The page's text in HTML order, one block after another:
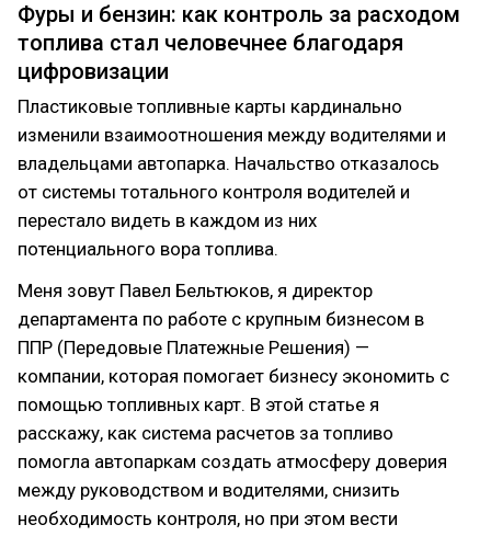
Фуры и бензин: как контроль за расходом
топлива стал человечнее благодаря
цифровизации
Пластиковые топливные карты кардинально
изменили взаимоотношения между водителями и
владельцами автопарка. Начальство отказалось
от системы тотального контроля водителей и
перестало видеть в каждом из них
потенциального вора топлива.
Меня зовут Павел Бельтюков, я директор
департамента по работе с крупным бизнесом в
ППР (Передовые Платежные Решения) —
компании, которая помогает бизнесу экономить с
помощью топливных карт. В этой статье я
расскажу, как система расчетов за топливо
помогла автопаркам создать атмосферу доверия
между руководством и водителями, снизить
необходимость контроля, но при этом вести